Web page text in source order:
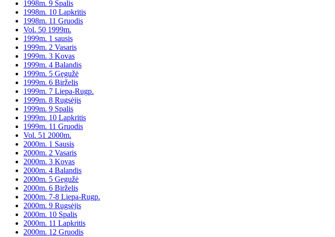
1998m. 9 Spalis
1998m. 10 Lapkritis
1998m. 11 Gruodis
Vol. 50 1999m.
1999m. 1 sausis
1999m. 2 Vasaris
1999m. 3 Kovas
1999m. 4 Balandis
1999m. 5 Gegužė
1999m. 6 Birželis
1999m. 7 Liepa-Rugp.
1999m. 8 Rugsėjis
1999m. 9 Spalis
1999m. 10 Lapkritis
1999m. 11 Gruodis
Vol. 51 2000m.
2000m. 1 Sausis
2000m. 2 Vasaris
2000m. 3 Kovas
2000m. 4 Balandis
2000m. 5 Gegužė
2000m. 6 Birželis
2000m. 7-8 Liepa-Rugp.
2000m. 9 Rugsėjis
2000m. 10 Spalis
2000m. 11 Lapkritis
2000m. 12 Gruodis